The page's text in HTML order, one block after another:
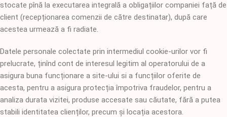
stocate pînă la executarea integrală a obligațiilor companiei față de
client (recepționarea comenzii de către destinatar), după care
acestea urmează a fi radiate.
Datele personale colectate prin intermediul cookie-urilor vor fi
prelucrate, ținînd cont de interesul legitim al operatorului de a
asigura buna funcționare a site-ului si a funcțiilor oferite de
acesta, pentru a asigura protecția împotriva fraudelor, pentru a
analiza durata vizitei, produse accesate sau căutate, fără a putea
stabili identitatea clienților, precum și locația acestora.